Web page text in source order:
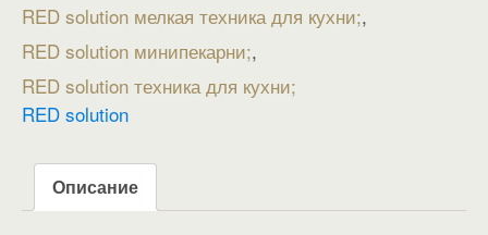
RED solution мелкая техника для кухни ,
RED solution минипекарни ,
RED solution техника для кухни
RED solution
Описание